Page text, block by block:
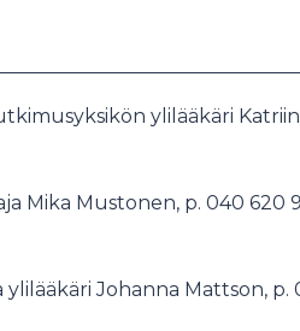
ylilääkäri
Mika Mustonen, p. 040 620
Johanna Mattson, p.